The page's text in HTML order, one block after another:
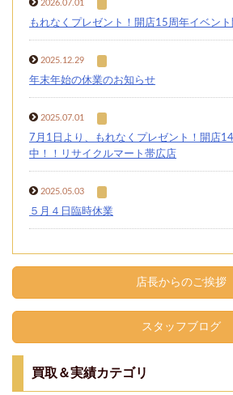
2026.07.01
もれなくプレゼント！開店15周年イベント
2025.12.29
年末年始の休業のお知らせ
2025.07.01
7月1日より、もれなくプレゼント！開店
中！！リサイクルマート帯広店
2025.05.03
５月４日臨時休業
店長からのご挨拶
スタッフブログ
買取＆実績カテゴリ